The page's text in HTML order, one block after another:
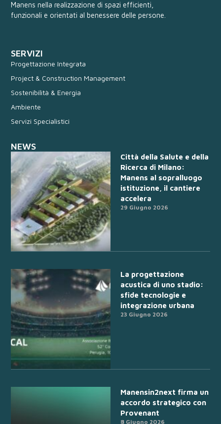
Manens nella realizzazione di spazi efficienti,
funzionali e orientati al benessere delle persone.
SERVIZI
Progettazione Integrata
Project & Construction Management
Sostenibilità & Energia
Ambiente
Servizi Specialistici
NEWS
Città della Salute e della
Ricerca di Milano:
Manens al sopralluogo
istituzione, il cantiere
accelera
29 Giugno 2026
La progettazione
acustica di uno stadio:
sfide tecnologie e
integrazione urbana
23 Giugno 2026
Manensin2next firma un
accordo strategico con
Provenant
8 Giugno 2026